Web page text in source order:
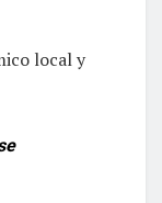
local y